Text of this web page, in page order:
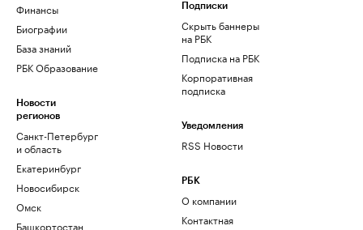
Финансы
Биографии
База знаний
РБК Образование
Новости
регионов
Санкт-Петербург
и область
Екатеринбург
Новосибирск
Омск
Башкортостан
Подписки
Скрыть баннеры
на РБК
Подписка на РБК
Корпоративная
подписка
Уведомления
RSS Новости
РБК
О компании
Контактная